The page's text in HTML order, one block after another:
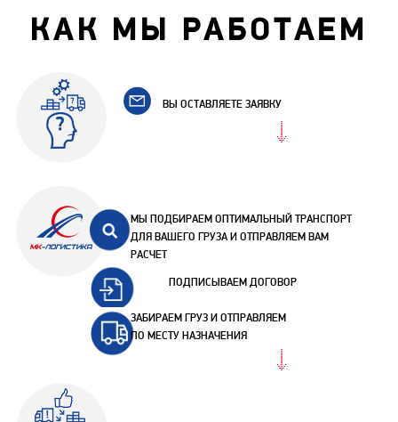
КАК МЫ РАБОТАЕМ
ВЫ ОСТАВЛЯЕТЕ ЗАЯВКУ
МЫ ПОДБИРАЕМ ОПТИМАЛЬНЫЙ ТРАНСПОРТ
ДЛЯ ВАШЕГО ГРУЗА И ОТПРАВЛЯЕМ ВАМ
РАСЧЕТ
ПОДПИСЫВАЕМ ДОГОВОР
ЗАБИРАЕМ ГРУЗ И ОТПРАВЛЯЕМ
ПО МЕСТУ НАЗНАЧЕНИЯ